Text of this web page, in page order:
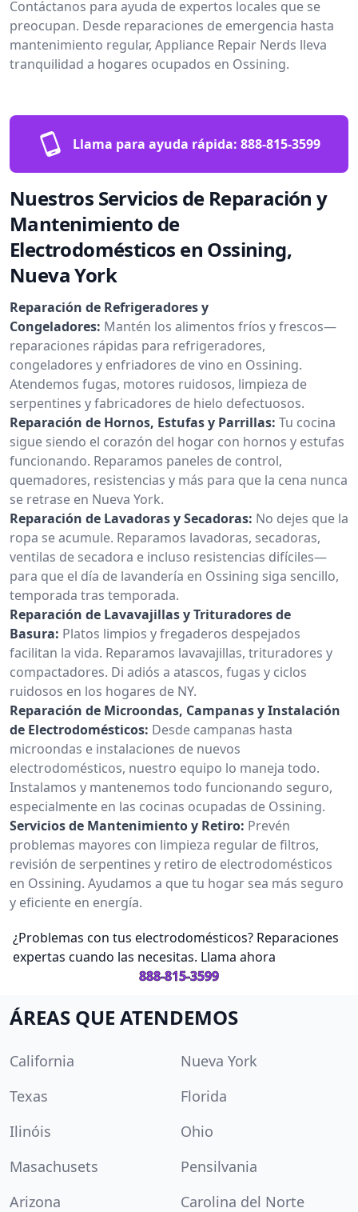
Contáctanos para ayuda de expertos locales que se
preocupan. Desde reparaciones de emergencia hasta
mantenimiento regular, Appliance Repair Nerds lleva
tranquilidad a hogares ocupados en Ossining.
Llama para ayuda rápida: 888-815-3599
Nuestros Servicios de Reparación y
Mantenimiento de
Electrodomésticos en Ossining,
Nueva York
Reparación de Refrigeradores y
Congeladores: Mantén los alimentos fríos y frescos—
reparaciones rápidas para refrigeradores,
congeladores y enfriadores de vino en Ossining.
Atendemos fugas, motores ruidosos, limpieza de
serpentines y fabricadores de hielo defectuosos.
Reparación de Hornos, Estufas y Parrillas: Tu cocina
sigue siendo el corazón del hogar con hornos y estufas
funcionando. Reparamos paneles de control,
quemadores, resistencias y más para que la cena nunca
se retrase en Nueva York.
Reparación de Lavadoras y Secadoras: No dejes que la
ropa se acumule. Reparamos lavadoras, secadoras,
ventilas de secadora e incluso resistencias difíciles—
para que el día de lavandería en Ossining siga sencillo,
temporada tras temporada.
Reparación de Lavavajillas y Trituradores de
Basura: Platos limpios y fregaderos despejados
facilitan la vida. Reparamos lavavajillas, trituradores y
compactadores. Di adiós a atascos, fugas y ciclos
ruidosos en los hogares de NY.
Reparación de Microondas, Campanas y Instalación
de Electrodomésticos: Desde campanas hasta
microondas e instalaciones de nuevos
electrodomésticos, nuestro equipo lo maneja todo.
Instalamos y mantenemos todo funcionando seguro,
especialmente en las cocinas ocupadas de Ossining.
Servicios de Mantenimiento y Retiro: Prevén
problemas mayores con limpieza regular de filtros,
revisión de serpentines y retiro de electrodomésticos
en Ossining. Ayudamos a que tu hogar sea más seguro
y eficiente en energía.
¿Problemas con tus electrodomésticos? Reparaciones
expertas cuando las necesitas. Llama ahora
888-815-3599
ÁREAS QUE ATENDEMOS
California
Nueva York
Texas
Florida
Ilinóis
Ohio
Masachusets
Pensilvania
Arizona
Carolina del Norte